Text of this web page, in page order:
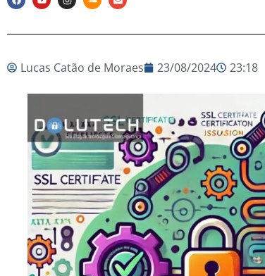
Lucas Catão de Moraes 23/08/2024 23:18